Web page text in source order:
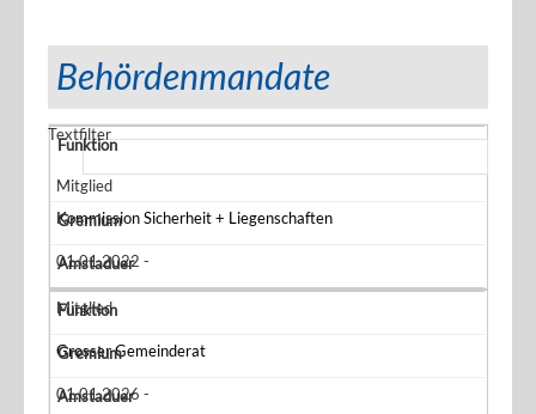
Behördenmandate
Textfilter
Mitglied
Kommission Sicherheit + Liegenschaften
01.01.2022 -
Mitglied
Grosser Gemeinderat
01.01.2026 -